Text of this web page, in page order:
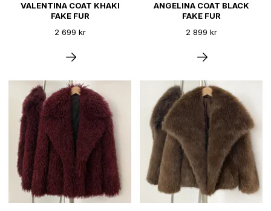
VALENTINA COAT KHAKI
FAKE FUR
2 699 kr
ANGELINA COAT BLACK
FAKE FUR
2 899 kr